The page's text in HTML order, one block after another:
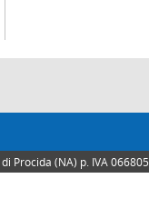
Procida (NA) p. IVA